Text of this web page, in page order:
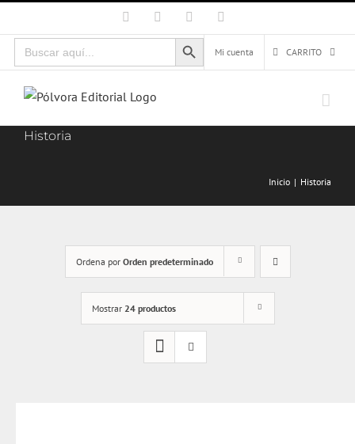
al
contenido
Facebook Instagram
Buscar:
Botón de búsqueda
Mi cuenta
CARRITO
Historia
Inicio Historia
Ordena por Orden predeterminado
Mostrar 24 productos